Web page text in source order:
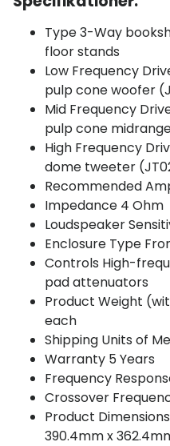
Type 3-Way
floor stands
Low Frequency
pulp cone woofer
Mid Frequency
pulp cone
High Frequency
dome tweeter
Recommended
Impedance 4 Ohm
Loudspeaker
Enclosure Type
Controls High-
pad attenuators
Product Weight
each
Shipping Units of
Warranty 5 Years
Frequency
Crossover
Product
390.4mm x